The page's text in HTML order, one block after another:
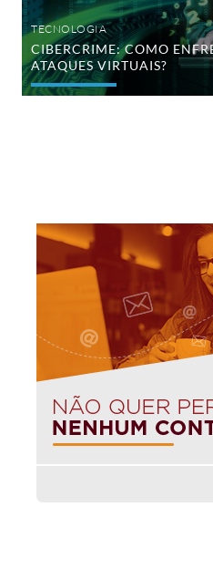
TECNOLOGIA
CIBERCRIME: COMO
ATAQUES VIRTUAIS?